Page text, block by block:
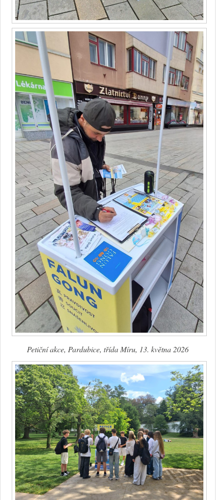
Petiční akce, Pardubice, třída Míru, 13. května 2026